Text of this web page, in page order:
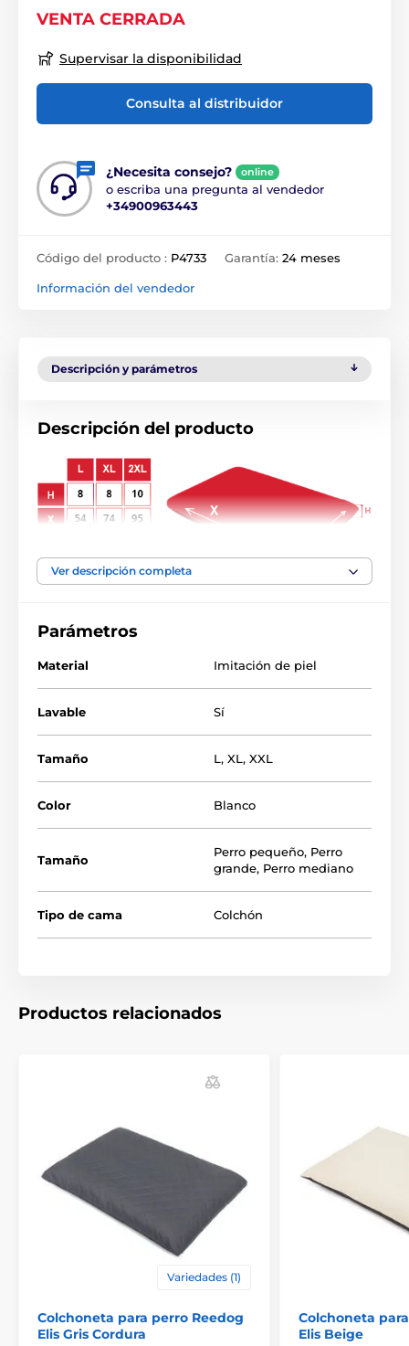
VENTA CERRADA
Supervisar la disponibilidad
Consulta al distribuidor
¿Necesita consejo? online
o escriba una pregunta al vendedor
+34900963443
Código del producto : P4733 Garantía: 24 meses
Información del vendedor
Descripción y parámetros
Descripción del producto
El colchón para perros Reedog es una cama cómoda y
duradero evita que el colchón se vuelque, por lo que
su perro tendrá un sueño reparador todo el tiempo.
Decore su hogar con el lujoso colchón Reedog en color
Vaca Blanca. Además, gracias a la funda extraíble,
podrá limpiar el colchón en cualquier momento.
La siguiente tabla de tamaños le ayudará a elegir el
puede variar ligeramente, pero no más de 2-4 cm).
Ver descripción completa
Parámetros
Material Imitación de piel
Lavable Sí
Tamaño L, XL, XXL
Color Blanco
Tamaño
Perro pequeño, Perro
grande, Perro mediano
Tipo de cama Colchón
Productos relacionados
Variedades (1)
Colchoneta para perro Reedog
Elis Gris Cordura
Colchoneta
Elis Beige